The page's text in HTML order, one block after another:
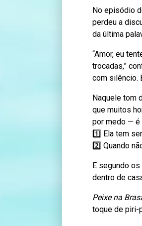
No episódio
perdeu a
da última
“Amor, eu
trocadas,”
com silêncio.
Naquele tom
que muitos
por medo — é
1️⃣ Ela tem
2️⃣ Quando
E segundo
dentro de
Peixe na
toque de piri-